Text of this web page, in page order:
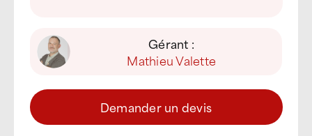
Gérant :
Mathieu Valette
Demander un devis